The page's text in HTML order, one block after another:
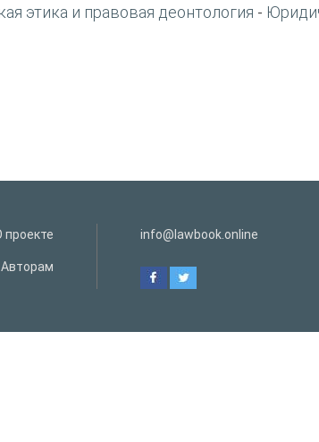
этика и правовая деонтология -
проекте
Авторам
info@lawbook.online